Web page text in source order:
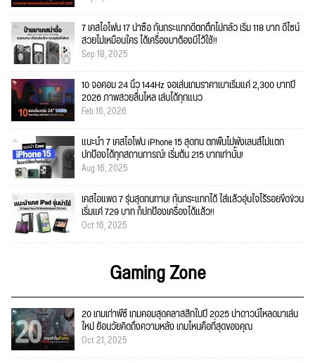
7 เคสไอโฟน 17 น่าซื้อ กันกระแทกดีตกตึกไม่กลัว เริ่ม 118 บาท ดีไซน์
สวยไม่เหมือนใคร ได้เครื่องมาต้องมีไว้ใช้!!
Sep 18, 2025
10 จอคอม 24 นิ้ว 144Hz จอเล่นเกมราคาเบาเริ่มแค่ 2,300 บาทปี
2026 ภาพสวยลื่นไหล เล่นได้ทุกแนว
Feb 16, 2026
แนะนำ 7 เคสไอโฟน iPhone 15 สุดทน ตกพื้นไม่พังเลนส์ไม่แตก
ปกป้องได้ทุกสถานการณ์! เริ่มต้น 215 บาทเท่านั้น!
Aug 16, 2025
เคสไอแพด 7 รุ่นสุดทนทาน! กันกระแทกได้ ใส่แล้วอุ่นใจไร้รอยขีดข่วน
เริ่มแค่ 729 บาท ก็ปกป้องเครื่องได้แล้ว!!
Oct 16, 2025
Gaming Zone
20 เกมเก่าพีซี เกมคอมสุดคลาสสิกในปี 2025 น่าดาวน์โหลดมาเล่น
ใหม่ ย้อนวัยคิดถึงความหลัง เกมไหนคือที่สุดของคุณ
Oct 21, 2025